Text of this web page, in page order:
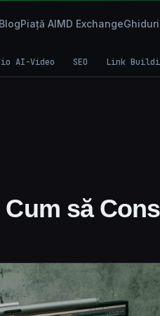
BlogPiață AIMD ExchangeGhiduri
AI-Video SEO Link
să